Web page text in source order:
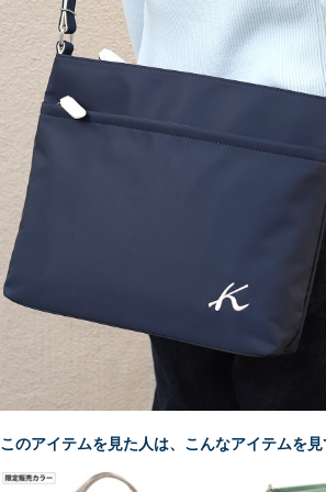
このアイテムを見た人は、こんなアイテムを